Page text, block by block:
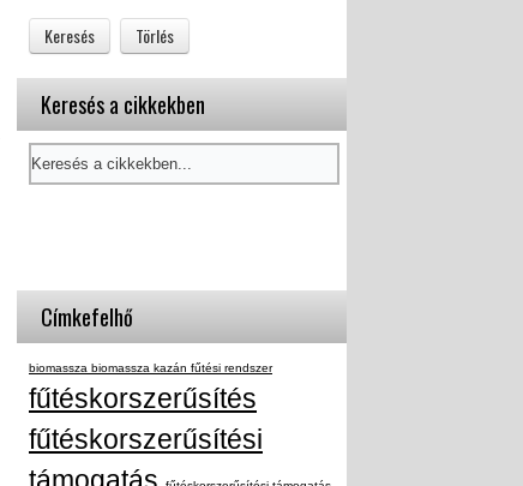
Keresés a cikkekben
Címkefelhő
biomassza biomassza kazán fűtési rendszer
fűtéskorszerűsítés
fűtéskorszerűsítési